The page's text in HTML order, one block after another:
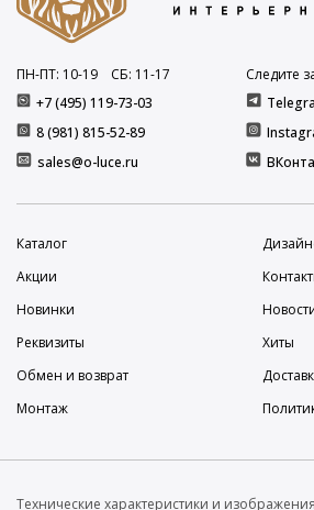
+7 (495) 119-73-03
8 (981) 815-52-89
ПН-ПТ: 10-19 СБ: 11-17
sales@o-luce.ru
Следите
Каталог
Акции
Новинки
Реквизиты
Хиты
Обмен и возврат
Монтаж
Технические характеристики и